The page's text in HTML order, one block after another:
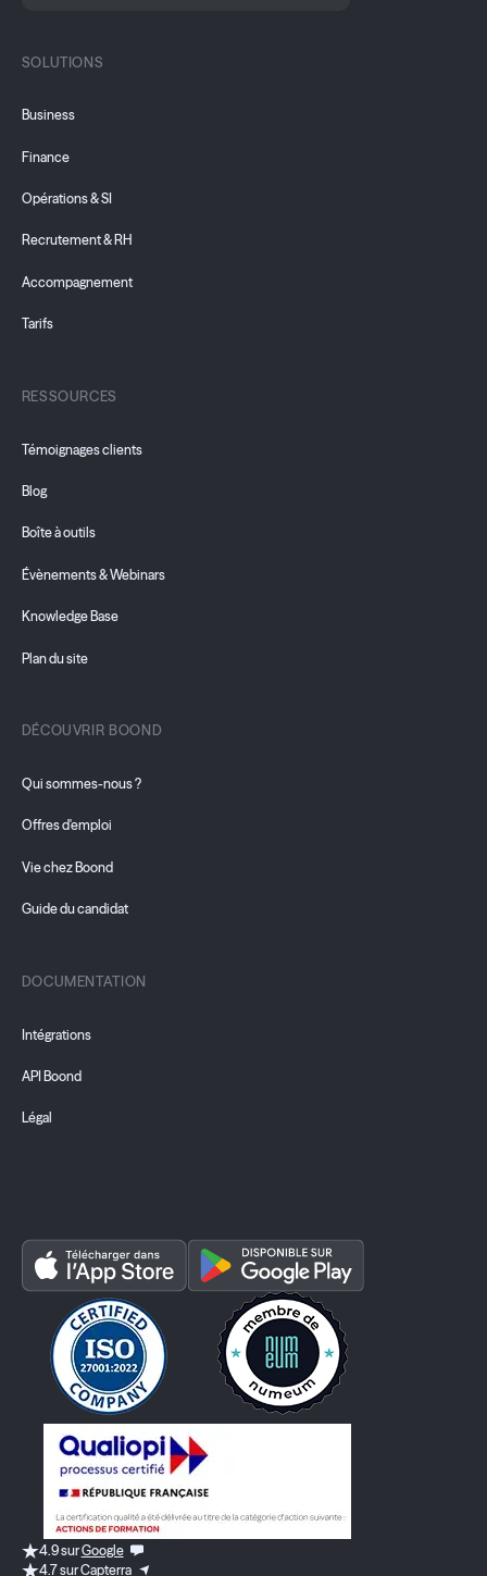
SOLUTIONS
Business
Finance
Opérations & SI
Recrutement & RH
Accompagnement
Tarifs
RESSOURCES
Témoignages clients
Blog
Boîte à outils
Évènements & Webinars
Knowledge Base
Plan du site
DÉCOUVRIR BOOND
Qui sommes-nous ?
Offres d'emploi
Vie chez Boond
Guide du candidat
DOCUMENTATION
Intégrations
API Boond
Légal
4.9 surGoogle
4.7 surCapterra